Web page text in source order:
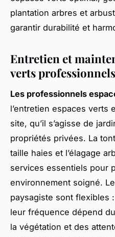
plantation arbres et
garantir durabilité et
Entretien et
verts
Les professionnels
l’entretien espaces verts
site, qu’il s’agisse de
propriétés privées. La
taille haies et l’élagage
services essentiels pour
environnement soigné.
paysagiste sont flexibles
leur fréquence dépend
la végétation et des